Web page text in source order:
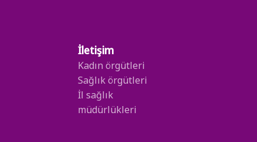
İletişim
Kadın örgütleri
Sağlık örgütleri
İl sağlık
müdürlükleri